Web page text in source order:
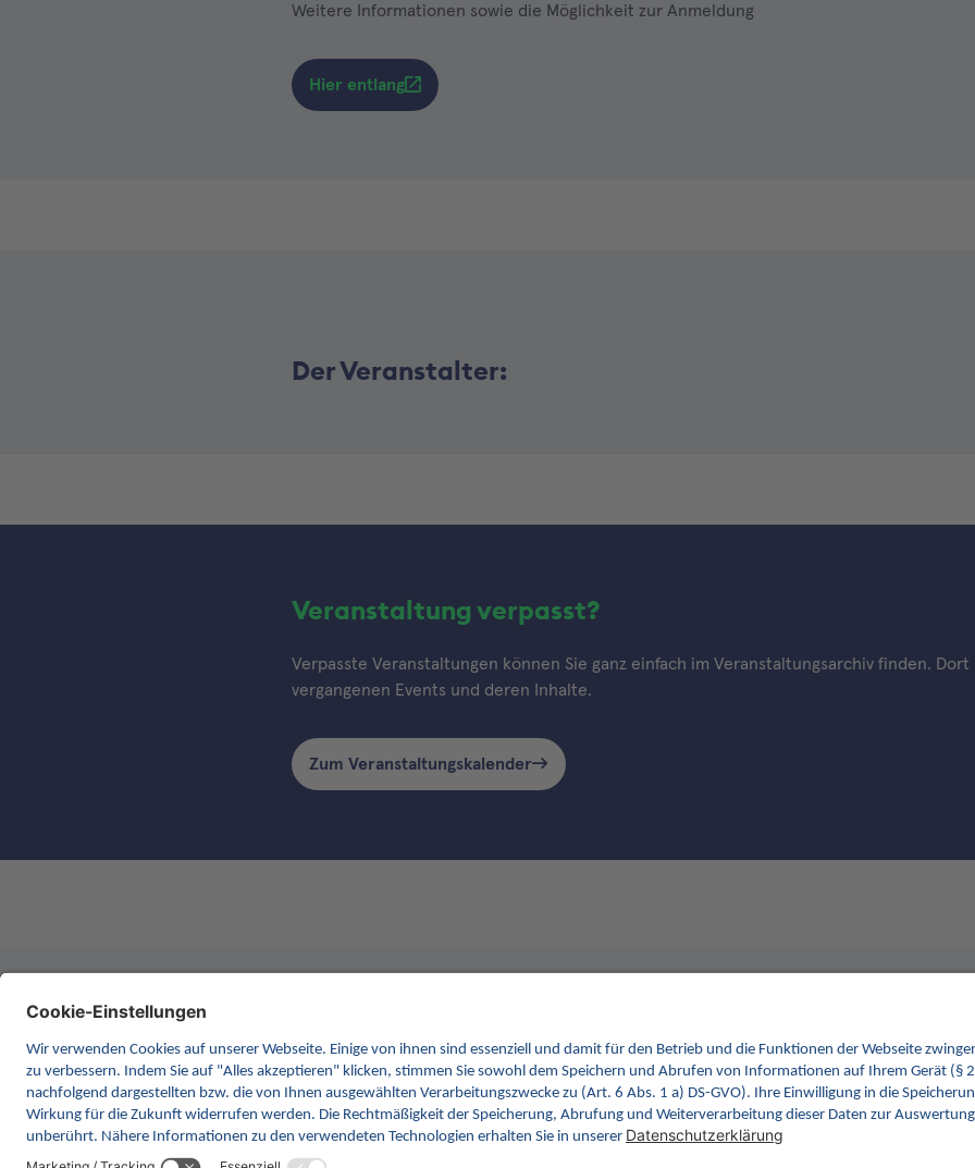
Weitere Informationen sowie die Möglichkeit zur Anmeldung
Hier entlang
Der Veranstalter:
Veranstaltung verpasst?
Verpasste Veranstaltungen können Sie ganz einfach im Veranstaltungsarchiv finden.
vergangenen Events und deren Inhalte.
Zum Veranstaltungskalender